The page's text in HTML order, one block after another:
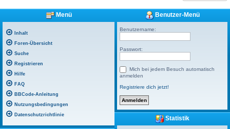
Menü
Inhalt
Foren-Übersicht
Suche
Registrieren
Hilfe
FAQ
BBCode-Anleitung
Nutzungsbedingungen
Datenschutzrichtlinie
Benutzer-Menü
Benutzername:
Passwort:
Mich bei jedem Besuch automatisch
anmelden
Registriere dich jetzt!
Statistik